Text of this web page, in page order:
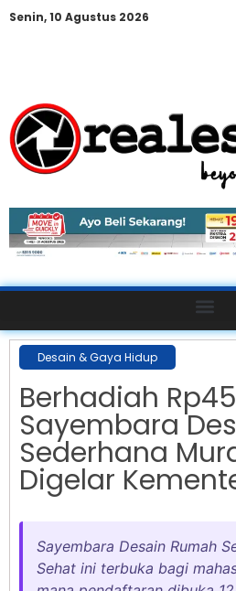
Senin, 10 Agustus 2026
Desain & Gaya Hidup
Berhadiah
Sayembara
Sederhana
Digelar
Sayembara Desain Rumah
Sehat ini terbuka bagi